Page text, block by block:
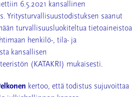
6.5.2021 kansallinen
Yritysturvallisuustodistuksen saanut
turvallisuusluokiteltua tietoaineistoa
henkilö-, tila- ja
kansallisen
(KATAKRI) mukaisesti.
kertoo, että todistus sujuvoittaa